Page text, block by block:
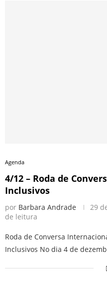
Agenda
4/12 – Roda de
Inclusivos
por Barbara Andrade 29
de leitura
Roda de Conversa
Inclusivos No dia 4 de